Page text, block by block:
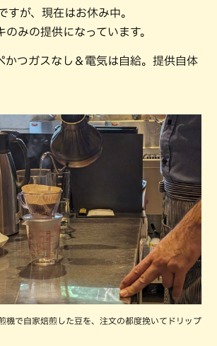
すが、現在はお休み中。
のみの提供になっています。
かつガスなし＆電気は自給。提供自体
機で自家焙煎した豆を、注文の都度挽いてドリップ